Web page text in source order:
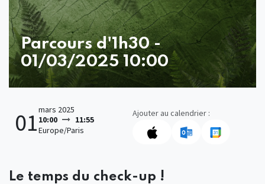
Parcours d'1h30 -
01/03/2025 10:00
01mars 2025
10:00
11:55
Europe/Paris
Ajouter au calendrier :
Le temps du check-up !